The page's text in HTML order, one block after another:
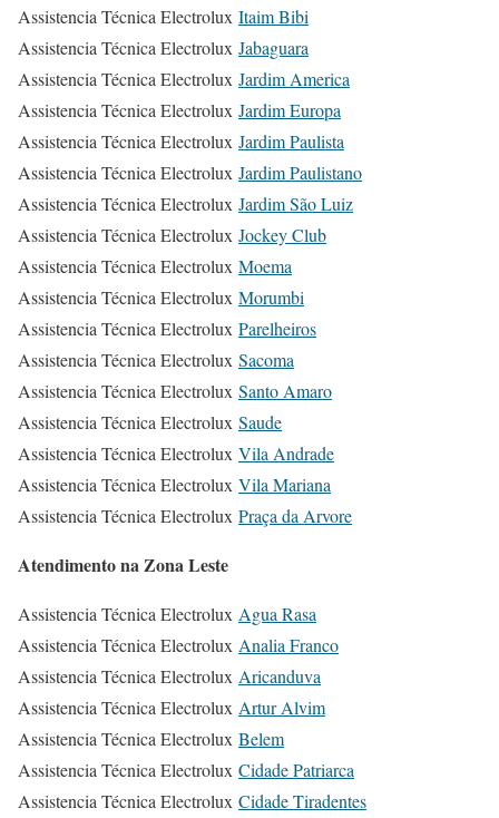
Assistencia Técnica Electrolux Itaim Bibi
Assistencia Técnica Electrolux Jabaguara
Assistencia Técnica Electrolux Jardim America
Assistencia Técnica Electrolux Jardim Europa
Assistencia Técnica Electrolux Jardim Paulista
Assistencia Técnica Electrolux Jardim Paulistano
Assistencia Técnica Electrolux Jardim São Luiz
Assistencia Técnica Electrolux Jockey Club
Assistencia Técnica Electrolux Moema
Assistencia Técnica Electrolux Morumbi
Assistencia Técnica Electrolux Parelheiros
Assistencia Técnica Electrolux Sacoma
Assistencia Técnica Electrolux Santo Amaro
Assistencia Técnica Electrolux Saude
Assistencia Técnica Electrolux Vila Andrade
Assistencia Técnica Electrolux Vila Mariana
Assistencia Técnica Electrolux Praça da Arvore
Atendimento na Zona Leste
Assistencia Técnica Electrolux Agua Rasa
Assistencia Técnica Electrolux Analia Franco
Assistencia Técnica Electrolux Aricanduva
Assistencia Técnica Electrolux Artur Alvim
Assistencia Técnica Electrolux Belem
Assistencia Técnica Electrolux Cidade Patriarca
Assistencia Técnica Electrolux Cidade Tiradentes